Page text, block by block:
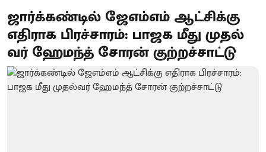
ஜார்க்கண்டில் ஜேஎம்எம் ஆட்சிக்கு
எதிராக பிரச்சாரம்: பாஜக மீது முதல்​
வர்​ ஹேமந்த்​ சோரன்​ குற்​றச்சாட்டு